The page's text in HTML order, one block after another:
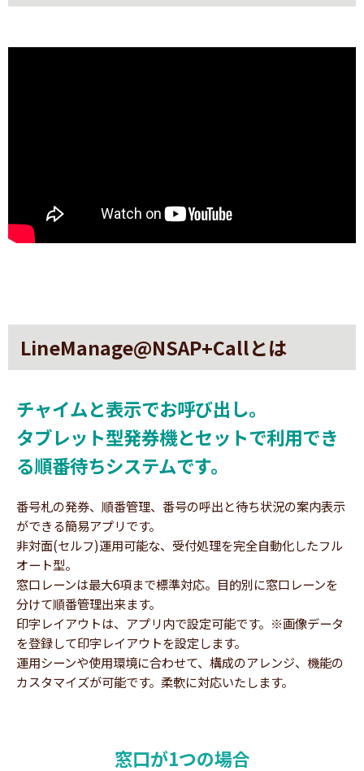
LineManage@NSAP+Callとは
チャイムと表示でお呼び出し。
タブレット型発券機とセットで利用でき
る順番待ちシステムです。
番号札の発券、順番管理、番号の呼出と待ち状況の案内表示
ができる簡易アプリです。
非対面(セルフ)運用可能な、受付処理を完全自動化したフル
オート型。
窓口レーンは最大6項まで標準対応。目的別に窓口レーンを
分けて順番管理出来ます。
印字レイアウトは、アプリ内で設定可能です。※画像データ
を登録して印字レイアウトを設定します。
運用シーンや使用環境に合わせて、構成のアレンジ、機能の
カスタマイズが可能です。柔軟に対応いたします。
窓口が1つの場合